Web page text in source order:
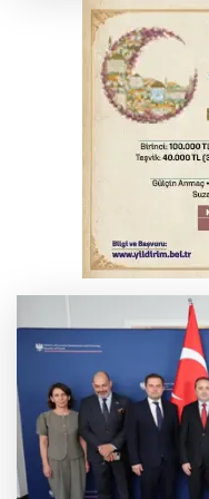
YENİ
Serbest
Serbest